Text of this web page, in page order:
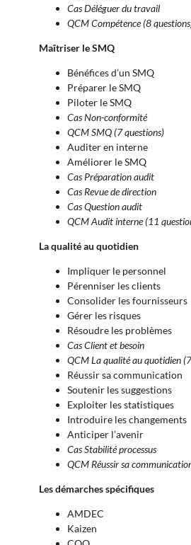
Cas Déléguer du travail
QCM Compétence(8
Maîtriser le SMQ
Bénéfices d’un SMQ
Préparer le SMQ
Piloter le SMQ
Cas Non-conformité
QCM SMQ (7 questions)
Auditer en interne
Améliorer le SMQ
Cas Préparation audit
Cas Revue de direction
Cas Question audit
QCM Audit interne (11
La qualité au quotidien
Impliquer le personnel
Pérenniser les clients
Consolider les fournisseurs
Gérer les risques
Résoudre les problèmes
Cas Client et besoin
QCM La qualité au quotidien
Réussir sa communication
Soutenir les suggestions
Exploiter les statistiques
Introduire les changements
Anticiper l’avenir
Cas Stabilité processus
QCM Réussir sa
Les démarches spécifiques
AMDEC
Kaizen